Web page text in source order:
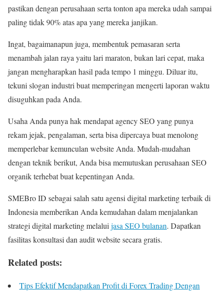
pastikan dengan perusahaan serta tonton apa mereka udah sampai
paling tidak 90% atas apa yang mereka janjikan.
Ingat, bagaimanapun juga, membentuk pemasaran serta
menambah jalan raya yaitu lari maraton, bukan lari cepat, maka
jangan mengharapkan hasil pada tempo 1 minggu. Diluar itu,
tekuni slogan industri buat memperingan mengerti laporan waktu
disuguhkan pada Anda.
Usaha Anda punya hak mendapat agency SEO yang punya
rekam jejak, pengalaman, serta bisa dipercaya buat menolong
memperlebar kemunculan website Anda. Mudah-mudahan
dengan teknik berikut, Anda bisa memutuskan perusahaan SEO
organik terhebat buat kepentingan Anda.
SMEBro ID sebagai salah satu agensi digital marketing terbaik di
Indonesia memberikan Anda kemudahan dalam menjalankan
strategi digital marketing melalui jasa SEO bulanan. Dapatkan
fasilitas konsultasi dan audit website secara gratis.
Related posts:
Tips Efektif Mendapatkan Profit di Forex Trading Dengan